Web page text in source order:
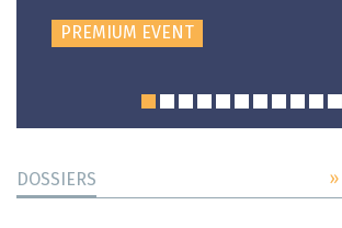
PREMIUM EVENT
DOSSIERS »